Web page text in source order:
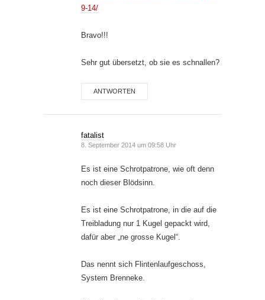
9-14/
Bravo!!!
Sehr gut übersetzt, ob sie es schnallen?
ANTWORTEN
fatalist
8. September 2014 um 09:58 Uhr
Es ist eine Schrotpatrone, wie oft denn
noch dieser Blödsinn.
Es ist eine Schrotpatrone, in die auf die
Treibladung nur 1 Kugel gepackt wird,
dafür aber „ne grosse Kugel“.
Das nennt sich Flintenlaufgeschoss,
System Brenneke.